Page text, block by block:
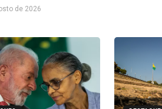
de 2026